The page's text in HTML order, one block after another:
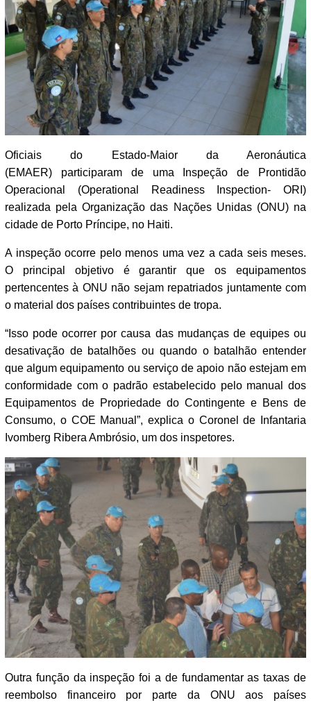
Oficiais do Estado-Maior da Aeronáutica
(EMAER) participaram de uma Inspeção de Prontidão
Operacional (Operational Readiness Inspection- ORI)
realizada pela Organização das Nações Unidas (ONU) na
cidade de Porto Príncipe, no Haiti.
A inspeção ocorre pelo menos uma vez a cada seis meses.
O principal objetivo é garantir que os equipamentos
pertencentes à ONU não sejam repatriados juntamente com
o material dos países contribuintes de tropa.
“Isso pode ocorrer por causa das mudanças de equipes ou
desativação de batalhões ou quando o batalhão entender
que algum equipamento ou serviço de apoio não estejam em
conformidade com o padrão estabelecido pelo manual dos
Equipamentos de Propriedade do Contingente e Bens de
Consumo, o COE Manual”, explica o Coronel de Infantaria
Ivomberg Ribera Ambrósio, um dos inspetores.
Outra função da inspeção foi a de fundamentar as taxas de
reembolso financeiro por parte da ONU aos países